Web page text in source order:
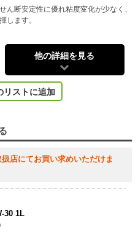
ん断安定性に優れ粘度変化が少なく、
します。
他の詳細を見る
リストに追加
店にてお買い求めいただけま
30 1L